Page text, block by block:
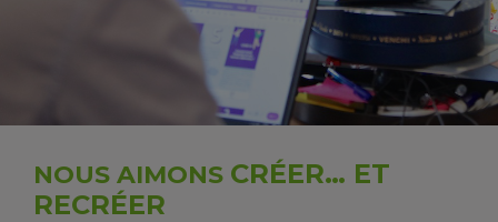
NOUS AIMONS CRÉER… ET
RECRÉER